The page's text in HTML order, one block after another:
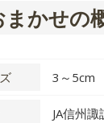
まかせの
3～5cm
JA信州諏